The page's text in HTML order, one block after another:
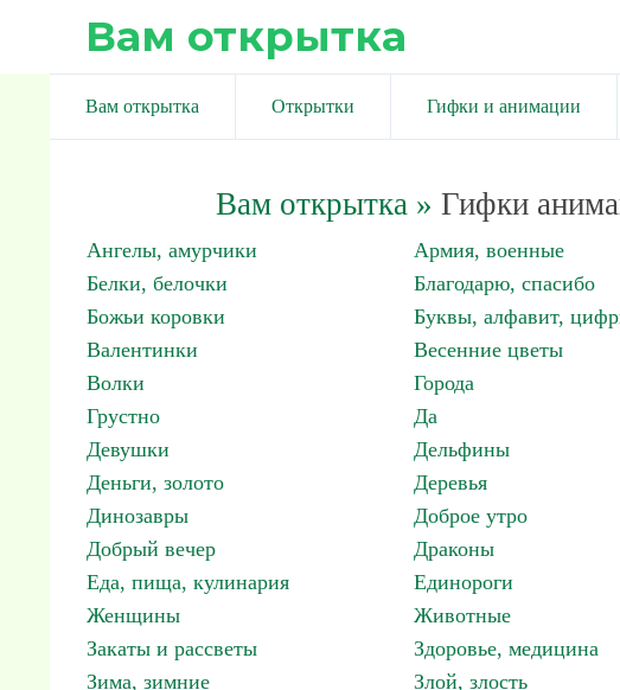
Вам открытка
Вам открытка Открытки Гифки и анимации
Вам открытка» Гифки
Ангелы, амурчики Армия, военные
Белки, белочки
Благодарю, спасибо
Божьи коровки
Буквы, алфавит,
Валентинки
Весенние цветы
Волки
Города
Грустно
Да
Девушки
Дельфины
Деньги, золото
Деревья
Динозавры
Доброе утро
Добрый вечер
Драконы
Еда, пища, кулинария
Единороги
Женщины
Животные
Закаты и рассветы
Здоровье, медицина
Зима, зимние
Злой, злость